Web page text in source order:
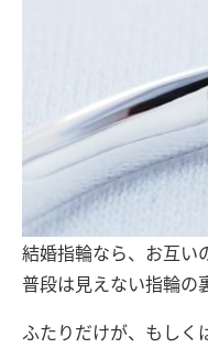
結婚指輪なら、お互い
普段は見えない指輪の
ふたりだけが、もしく